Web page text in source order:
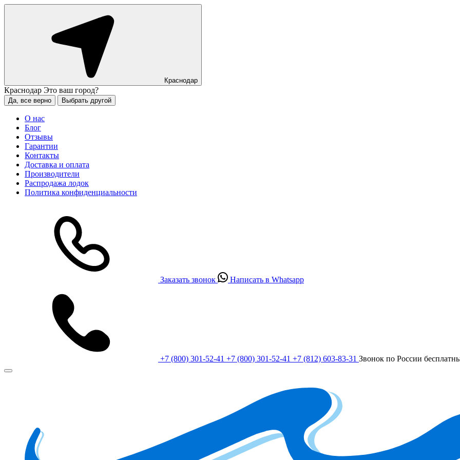
Краснодар
Краснодар Это ваш город?
Да, все верно Выбрать другой
О нас
Блог
Отзывы
Гарантии
Контакты
Доставка и оплата
Производители
Распродажа лодок
Политика конфиденциальности
Заказать звонок Написать в Whatsapp
+7 (800) 301-52-41 +7 (800) 301-52-41 +7 (812) 603-83-31 Звонок по России